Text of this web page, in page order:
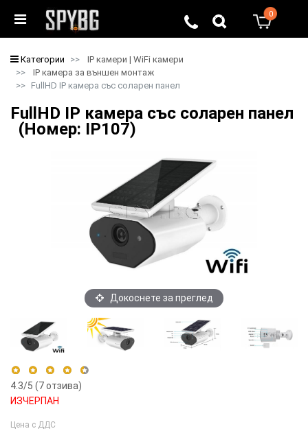
0
Категории
IP камери | WiFi камери
IP камера за външен монтаж
FullHD IP камера със соларен панел
FullHD IP камера със соларен панел
(Номер: IP107)
Докоснете за преглед
4.3/5 (7отзива)
5 stars
ИЗЧЕРПАН
Цена с ДДС